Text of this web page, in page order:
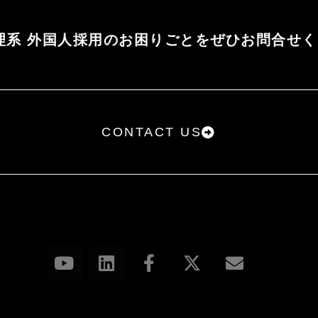
系 外国人採用のお困りごとをぜひお問合せ
CONTACT US